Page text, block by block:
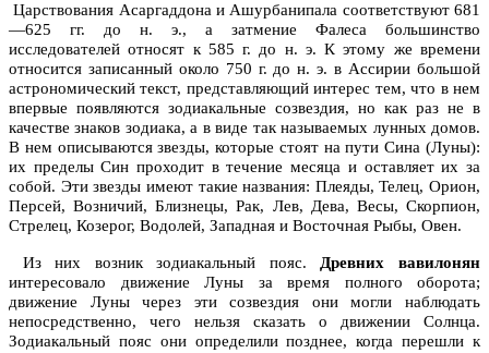
Царствования Асаргаддона и Ашурбанипала соответствуют 681
—625 гг. до н. э., а затмение Фалеса большинство
исследователей относят к 585 г. до н. э. К этому же времени
относится записанный около 750 г. до н. э. в Ассирии большой
астрономический текст, представляющий интерес тем, что в нем
впервые появляются зодиакальные созвездия, но как раз не в
качестве знаков зодиака, а в виде так называемых лунных домов.
В нем описываются звезды, которые стоят на пути Сина (Луны):
их пределы Син проходит в течение месяца и оставляет их за
собой. Эти звезды имеют такие названия: Плеяды, Телец, Орион,
Персей, Возничий, Близнецы, Рак, Лев, Дева, Весы, Скорпион,
Стрелец, Козерог, Водолей, Западная и Восточная Рыбы, Овен.
Из них возник зодиакальный пояс. Древних вавилонян
интересовало движение Луны за время полного оборота;
движение Луны через эти созвездия они могли наблюдать
непосредственно, чего нельзя сказать о движении Солнца.
Зодиакальный пояс они определили позднее, когда перешли к